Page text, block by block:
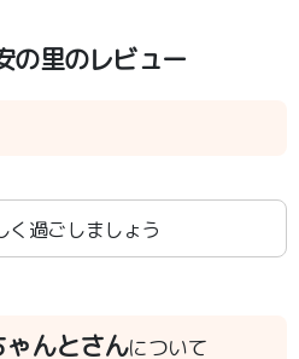
の里のレビュー
く過ごしましょう
ゃんとさんについて